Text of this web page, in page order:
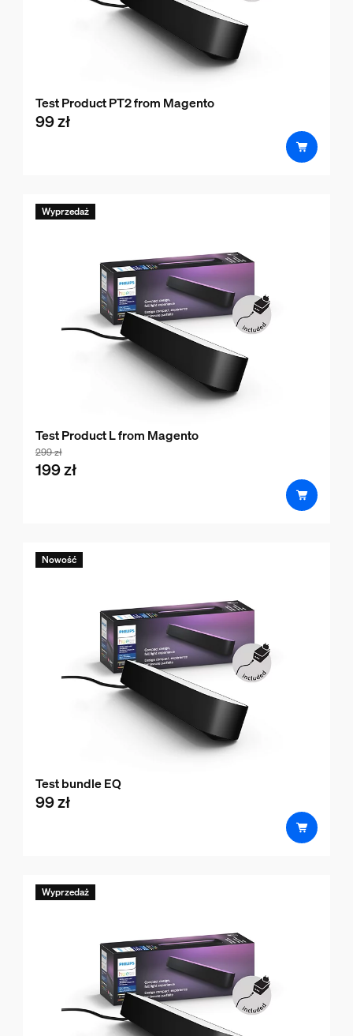
Test Product PT2 from Magento
product.with.99 zł
99 zł
Wyprzedaż
Test Product L from Magento
product.199 zł.with.299 zł
299 zł
199 zł
Nowość
Test bundle EQ
product.with.99 zł
99 zł
Wyprzedaż